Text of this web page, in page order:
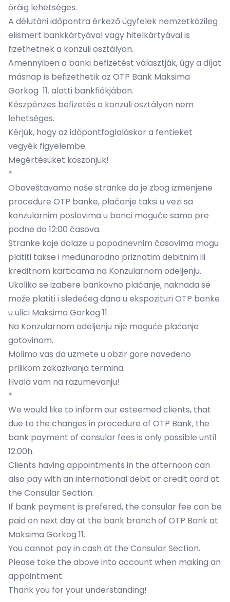
óráig lehetséges.
A délutáni időpontra érkező ügyfelek nemzetközileg
elismert bankkártyával vagy hitelkártyával is
fizethetnek a konzuli osztályon.
Amennyiben a banki befizetést választják, úgy a díjat
másnap is befizethetik az OTP Bank Maksima
Gorkog 11. alatti bankfiókjában.
Készpénzes befizetés a konzuli osztályon nem
lehetséges.
Kérjük, hogy az időpontfoglaláskor a fentieket
vegyék figyelembe.
Megértésüket köszönjük!
*
Obaveštavamo naše stranke da je zbog izmenjene
procedure OTP banke, plaćanje taksi u vezi sa
konzularnim poslovima u banci moguće samo pre
podne do 12:00 časova.
Stranke koje dolaze u popodnevnim časovima mogu
platiti takse i međunarodno priznatim debitnim ili
kreditnom karticama na Konzularnom odeljenju.
Ukoliko se izabere bankovno plaćanje, naknada se
može platiti i sledećeg dana u ekspozituri OTP banke
u ulici Maksima Gorkog 11.
Na Konzularnom odeljenju nije moguće plaćanje
gotovinom.
Molimo vas da uzmete u obzir gore navedeno
prilikom zakazivanja termina.
Hvala vam na razumevanju!
*
We would like to inform our esteemed clients, that
due to the changes in procedure of OTP Bank, the
bank payment of consular fees is only possible until
12:00h.
Clients having appointments in the afternoon can
also pay with an international debit or credit card at
the Consular Section.
If bank payment is prefered, the consular fee can be
paid on next day at the bank branch of OTP Bank at
Maksima Gorkog 11.
You cannot pay in cash at the Consular Section.
Please take the above into account when making an
appointment.
Thank you for your understanding!